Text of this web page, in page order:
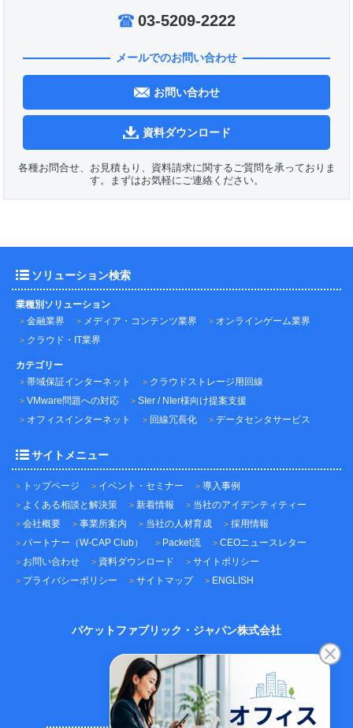
03-5209-2222
メールでのお問い合わせ
お問い合わせ
資料ダウンロード
各種お問合せ、お見積もり、資料請求に関するご質問を承っておりま
す。まずはお気軽にご連絡ください。
ソリューション検索
業種別ソリューション
金融業界
メディア・コンテンツ業界
オンラインゲーム業界
クラウド・IT業界
カテゴリー
帯域保証インターネット
クラウドストレージ用回線
VMware問題への対応
SIer / NIer様向け提案支援
オフィスインターネット
回線冗長化 データセンタサービス
サイトメニュー
トップページ イベント・セミナー
導入事例
よくある相談と解決策
新着情報
当社のアイデンティティー
会社概要
事業所案内 当社の人材育成
採用情報
パートナー（W-CAP Club）
Packet流
CEOニュースレター
お問い合わせ
資料ダウンロード
サイトポリシー
プライバシーポリシー
サイトマップ ENGLISH
パケットファブリック・ジャパン株式会社
〒101-0045
東京都千代田区神田鍛冶町3-3-12
神田鍛冶町千歳ビル7F
TEL：03-5209-2222（代表）
FAX：03-5209-2221